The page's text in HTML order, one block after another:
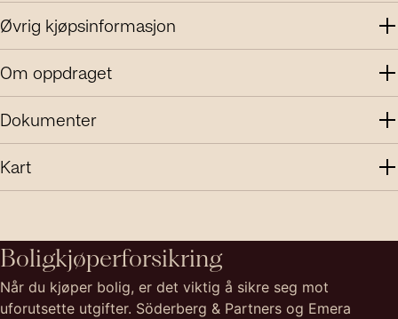
Øvrig kjøpsinformasjon
Om oppdraget
Dokumenter
Kart
Boligkjøperforsikring
Når du kjøper bolig, er det viktig å sikre seg mot
uforutsette utgifter. Söderberg & Partners og Emera